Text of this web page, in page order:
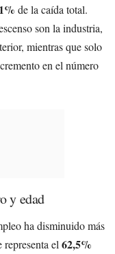
de la caída total.
son la industria,
mientras que solo
en el número
y edad
ha disminuido más
el 62,5%